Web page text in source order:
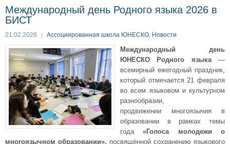
Международный день Родного языка 2026 в
БИСТ
21.02.2026 Ассоциированная школа ЮНЕСКО, Новости
Международный день
ЮНЕСКО Родного языка—
всемирный ежегодный праздник,
который отмечается 21 февраля
во всем языковом и культурном
разнообразии,
продвижении многоязычия в
образовании в рамках темы
года«Голоса молодежи о
многоязычном образовании», посвящённой сохранению языкового